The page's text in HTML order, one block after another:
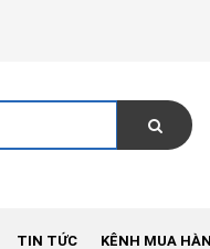
TIN TỨC KÊNH MUA